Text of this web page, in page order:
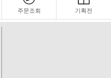
주문조회 기획전